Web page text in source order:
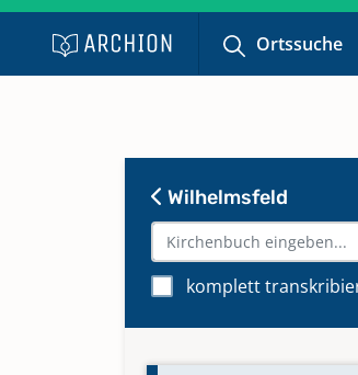
Ortssuche
Wilhelmsfeld
komplett